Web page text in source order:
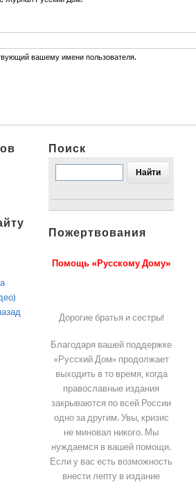
вашему имени пользователя.
Поиск
Пожертвования
Помощь «Русскому Дому»
Дорогие братья и сестры!
Благодаря вашей поддержке
«Русский Дом» продолжает
выходить в то время, когда
православные издания
закрываются по всей России
одно за другим. Увы, кризис
не миновал никого. Мы
нуждаемся в вашей помощи.
Если у вас есть возможность
внести лепту в издание